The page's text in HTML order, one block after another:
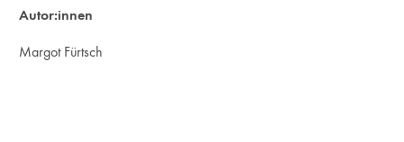
Autor:innen
Margot Fürtsch